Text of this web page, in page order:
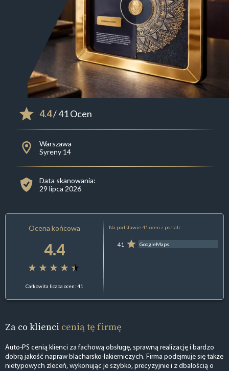
4.4/ 41 Ocen
Warszawa
Syreny 14
Data skanowania:
29 lipca 2026
Ocena końcowa
4.4
Całkowita liczba ocen: 41
Na podstawie 41 ocen z portali:
41 GoogleMaps
Za co klienci cenią tę firmę
Auto-PS cenią klienci za fachową obsługę, sprawną realizację i bardzo
dobrą jakość napraw blacharsko-lakierniczych. Firma podejmuje się także
nietypowych zleceń, wykonując je szybko, precyzyjnie i z dbałością o